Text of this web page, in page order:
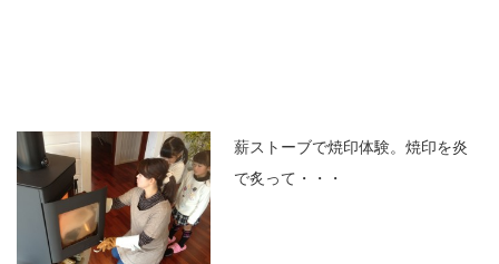
薪ストーブで焼印体験。焼印を炎
で炙って・・・